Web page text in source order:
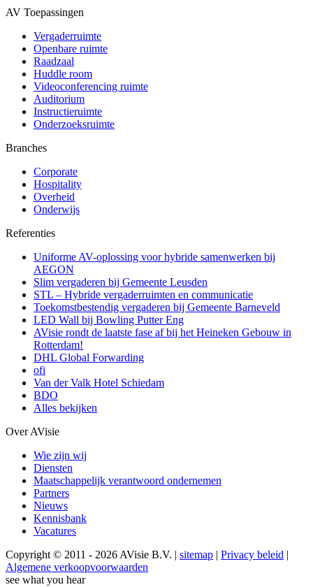
AV Toepassingen
Vergaderruimte
Openbare ruimte
Raadzaal
Huddle room
Videoconferencing ruimte
Auditorium
Instructieruimte
Onderzoeksruimte
Branches
Corporate
Hospitality
Overheid
Onderwijs
Referenties
Uniforme AV-oplossing voor hybride samenwerken bij
AEGON
Slim vergaderen bij Gemeente Leusden
STL – Hybride vergaderruimten en communicatie
Toekomstbestendig vergaderen bij Gemeente Barneveld
LED Wall bij Bowling Putter Eng
AVisie rondt de laatste fase af bij het Heineken Gebouw in
Rotterdam!
DHL Global Forwarding
ofi
Van der Valk Hotel Schiedam
BDO
Alles bekijken
Over AVisie
Wie zijn wij
Diensten
Maatschappelijk verantwoord ondernemen
Partners
Nieuws
Kennisbank
Vacatures
Copyright © 2011 - 2026 AVisie B.V. | sitemap Privacy beleid
Algemene verkoopvoorwaarden
see what you hear